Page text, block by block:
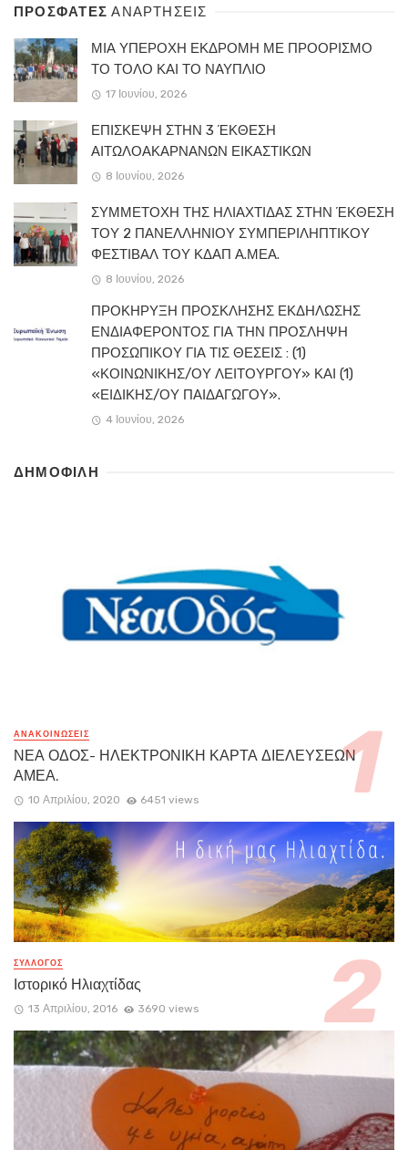
ΠΡΟΣΦΑΤΕΣΑΝΑΡΤΗΣΕΙΣ
ΜΙΑ ΥΠΕΡΟΧΗ ΕΚΔΡΟΜΗ ΜΕ ΠΡΟΟΡΙΣΜΟ
ΤΟ ΤΟΛΟ ΚΑΙ ΤΟ ΝΑΥΠΛΙΟ
17 Ιουνίου, 2026
ΕΠΙΣΚΕΨΗ ΣΤΗΝ 3 ΈΚΘΕΣΗ
ΑΙΤΩΛΟΑΚΑΡΝΑΝΩΝ ΕΙΚΑΣΤΙΚΩΝ
8 Ιουνίου, 2026
ΣΥΜΜΕΤΟΧΗ ΤΗΣ ΗΛΙΑΧΤΙΔΑΣ ΣΤΗΝ ΈΚΘΕΣΗ
ΤΟΥ 2 ΠΑΝΕΛΛΗΝΙΟΥ ΣΥΜΠΕΡΙΛΗΠΤΙΚΟΥ
ΦΕΣΤΙΒΑΛ ΤΟΥ ΚΔΑΠ Α.ΜΕΑ.
8 Ιουνίου, 2026
ΠΡΟΚΗΡΥΞΗ ΠΡΟΣΚΛΗΣΗΣ ΕΚΔΗΛΩΣΗΣ
ΕΝΔΙΑΦΕΡΟΝΤΟΣ ΓΙΑ ΤΗΝ ΠΡΟΣΛΗΨΗ
ΠΡΟΣΩΠΙΚΟΥ ΓΙΑ ΤΙΣ ΘΕΣΕΙΣ : (1)
«ΚΟΙΝΩΝΙΚΗΣ/ΟΥ ΛΕΙΤΟΥΡΓΟΥ» ΚΑΙ (1)
«ΕΙΔΙΚΗΣ/ΟΥ ΠΑΙΔΑΓΩΓΟΥ».
4 Ιουνίου, 2026
ΔΗΜΟΦΙΛΗ
ΑΝΑΚΟΙΝΏΣΕΙΣ
ΝΕΑ ΟΔΟΣ- ΗΛΕΚΤΡΟΝΙΚΗ ΚΑΡΤΑ ΔΙΕΛΕΥΣΕΩΝ
ΑΜΕΑ.
10 Απριλίου, 2020 6451 views
ΣΥΛΛΟΓΟΣ
Ιστορικό Ηλιαχτίδας
13 Απριλίου, 2016 3690 views